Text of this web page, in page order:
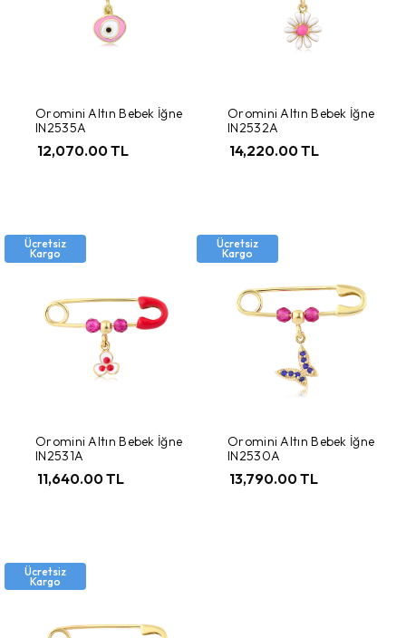
Oromini Altın Bebek İğne
IN2535A
12,070.00 TL
Oromini Altın Bebek İğne
IN2532A
14,220.00 TL
Ücretsiz
Kargo
Oromini Altın Bebek İğne
IN2531A
11,640.00 TL
Ücretsiz
Kargo
Oromini Altın Bebek İğne
IN2530A
13,790.00 TL
Ücretsiz
Kargo